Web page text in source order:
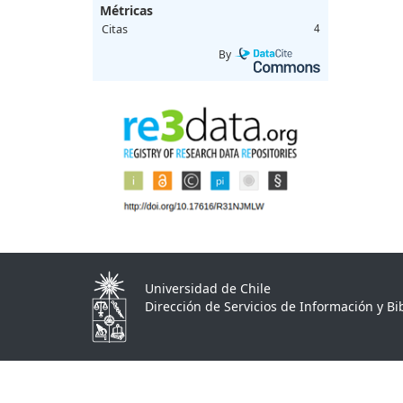
Métricas
Citas 4
By
Universidad de Chile
Dirección de Servicios de Información y